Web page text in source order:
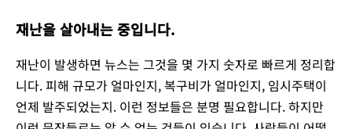
재난을 살아내는 중입니다.
재난이 발생하면 뉴스는 그것을 몇 가지 숫자로 빠르게 정리합
니다. 피해 규모가 얼마인지, 복구비가 얼마인지, 임시주택이
언제 발주되었는지. 이런 정보들은 분명 필요합니다. 하지만